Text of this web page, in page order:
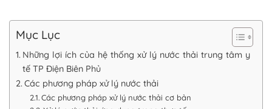
Mục Lục
Những lợi ích của hệ thống xử lý nước thải trung tâm y
tế TP Điện Biên Phủ
Các phương pháp xử lý nước thải
Các phương pháp xử lý nước thải cơ bản